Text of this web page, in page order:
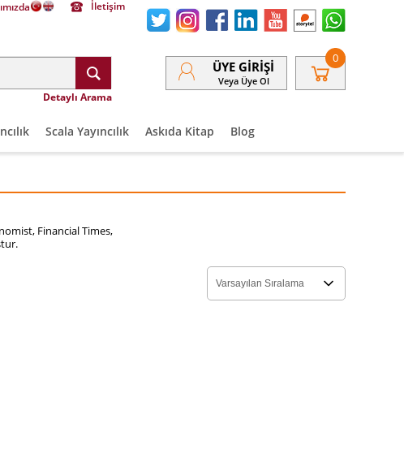
İletişim
Detaylı Arama
ÜYE GIRIŞI
Veya Üye Ol
0
Scala Yayıncılık Askıda Kitap Blog
Financial Times,